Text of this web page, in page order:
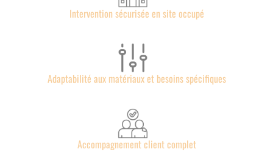
Intervention sécurisée en site occupé
Adaptabilité aux matériaux et besoins spécifiques
Accompagnement client complet